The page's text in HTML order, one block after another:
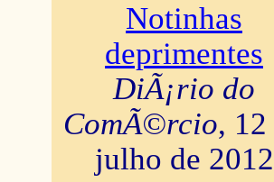
Notinhas
deprimentes
DiÃ¡rio do
ComÃ©rcio, 12
julho de 2012